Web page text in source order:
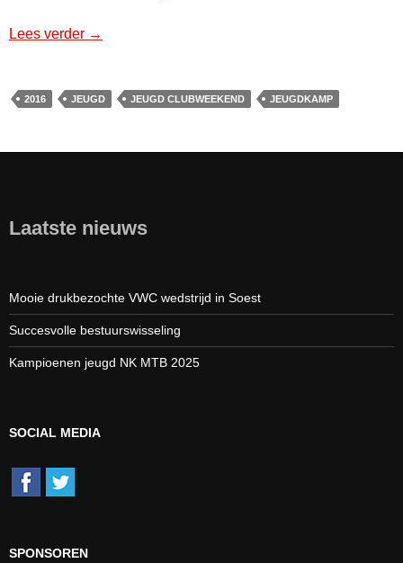
Lees verder MBC Jeugdkamp 2016
→
2016 JEUGD JEUGD CLUBWEEKEND JEUGDKAMP
Laatste nieuws
Mooie drukbezochte VWC wedstrijd in Soest
Succesvolle bestuurswisseling
Kampioenen jeugd NK MTB 2025
SOCIAL MEDIA
SPONSOREN